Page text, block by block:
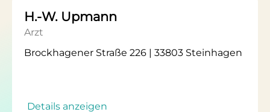
H.-W. Upmann
Arzt
Brockhagener Straße 226 | 33803 Steinhagen
Details anzeigen